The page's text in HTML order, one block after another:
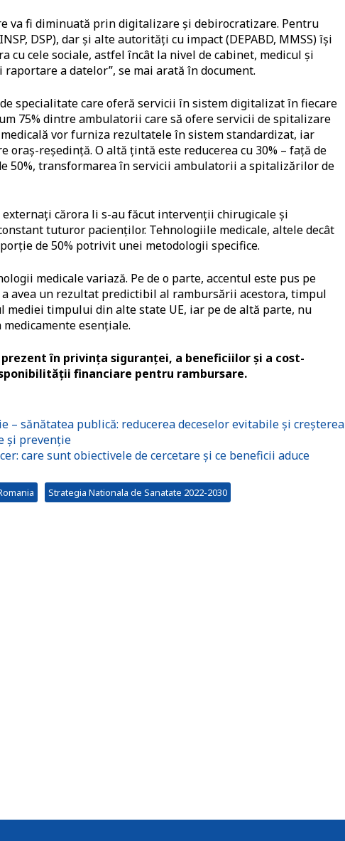
va fi diminuată prin digitalizare și debirocratizare. Pentru
DSP), dar și alte autorități cu impact (DEPABD, MMSS) își
cu cele sociale, astfel încât la nivel de cabinet, medicul și
a datelor”, se mai arată în document.
specialitate care oferă servicii în sistem digitalizat în fiecare
75% dintre ambulatorii care să ofere servicii de spitalizare
vor furniza rezultatele în sistem standardizat, iar
reședință. O altă țintă este reducerea cu 30% – față de
50%, transformarea în servicii ambulatorii a spitalizărilor de
cărora li s-au făcut intervenții chirugicale și
tuturor pacienților. Tehnologiile medicale, altele decât
de 50% potrivit unei metodologii specifice.
medicale variază. Pe de o parte, accentul este pus pe
avea un rezultat predictibil al rambursării acestora, timpul
timpului din alte state UE, iar pe de altă parte, nu
esențiale.
în privința siguranței, a beneficiilor și a cost-
financiare pentru rambursare.
– sănătatea publică: reducerea deceselor evitabile și creșterea
și prevenție
care sunt obiectivele de cercetare și ce beneficii aduce
Strategia Nationala de Sanatate 2022-2030